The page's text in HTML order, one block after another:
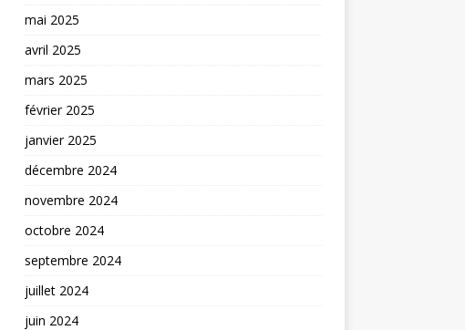
mai 2025
avril 2025
mars 2025
février 2025
janvier 2025
décembre 2024
novembre 2024
octobre 2024
septembre 2024
juillet 2024
juin 2024